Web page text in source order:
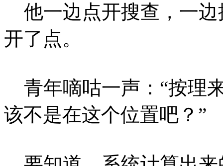
他一边点开搜查，一边
开了点。
青年嘀咕一声：“按理
该不是在这个位置吧？”